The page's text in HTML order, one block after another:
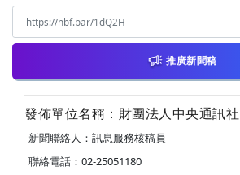
推廣新聞稿
發佈單位名稱：財團法人中央通訊社
新聞聯絡人：訊息服務核稿員
聯絡電話：02-25051180